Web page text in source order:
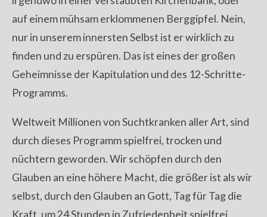
auf einem mühsam erklommenen Berggipfel. Nein,
nur in unserem innersten Selbst ist er wirklich zu
finden und zu erspüren. Das ist eines der großen
Geheimnisse der Kapitulation und des 12-Schritte-
Programms.
Weltweit Millionen von Suchtkranken aller Art, sind
durch dieses Programm spielfrei, trocken und
nüchtern geworden. Wir schöpfen durch den
Glauben an eine höhere Macht, die größer ist als wir
selbst, durch den Glauben an Gott, Tag für Tag die
Kraft, um 24 Stunden in Zufriedenheit spielfrei